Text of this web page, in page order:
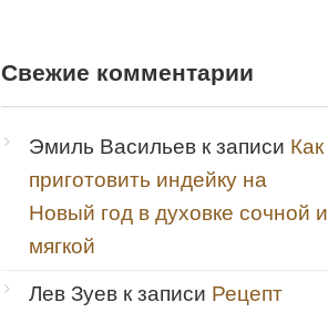
Свежие комментарии
Эмиль Васильев к записи Как
приготовить индейку на
Новый год в духовке сочной и
мягкой
Лев Зуев к записи Рецепт